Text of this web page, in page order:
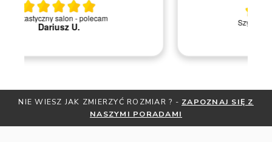
Szybka i sprawna obsługa.
NIE WIESZ JAK ZMIERZYĆ ROZMIAR ? - ZAPOZNAJ SIĘ Z
NASZYMI PORADAMI